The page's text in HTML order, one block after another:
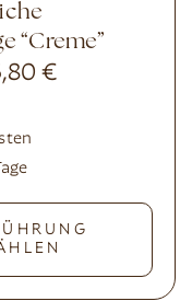
“Creme”
€